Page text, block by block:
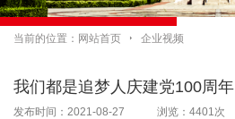
当前的位置： 网站首页  企业视频
我们都是追梦人庆建党100周年
发布时间：2021-08-27 浏览：4401次